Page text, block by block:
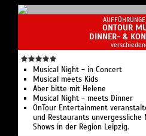
ONTOUR
DINNER- &
Musical Night - in Concert
Musical meets Kids
Aber bitte mit Helene
Musical Night - meets Dinner
OnTour Entertainment
und Restaurants unvergessliche
Shows in der Region Leipzig.